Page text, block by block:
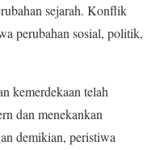
sejarah. Konflik
perubahan sosial, politik,
kemerdekaan telah
dan menekankan
demikian, peristiwa